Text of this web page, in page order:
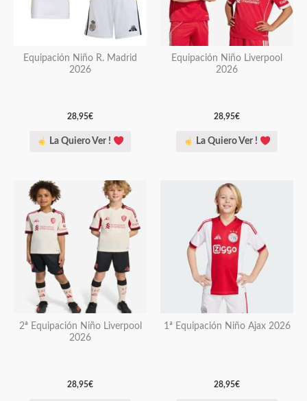
Equipación Niño R. Madrid
2026
28,95€
La Quiero Ver !
Las
opciones
pueden
elegir
de
Equipación Niño Liverpool
2026
28,95€
La Quiero Ver !
Las
opciones
se
pueden
elegir
de
2ª Equipación Niño Liverpool
2026
28,95€
producto
tiene
múltiples
variantes.
opciones
se
pueden
elegir
1ª Equipación Niño Ajax 2026
28,95€
Este
producto
tiene
múltiples
variantes.
Las
opciones
se
pueden